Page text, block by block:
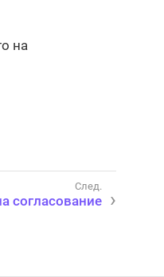
на
согласование